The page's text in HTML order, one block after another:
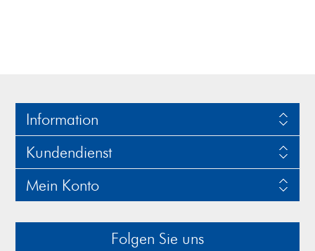
Information
Kundendienst
Mein Konto
Folgen Sie uns